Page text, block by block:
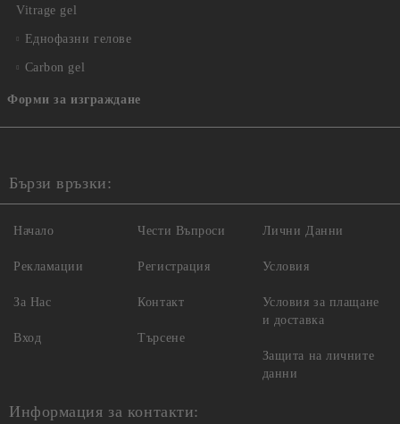
Vitrage gel
Еднофазни гелове
Carbon gel
Форми за изграждане
Бързи връзки:
Начало
Рекламации
За Нас
Вход
Чести Въпроси
Регистрация
Контакт
Търсене
Лични Данни
Условия
Условия за плащане
и доставка
Защита на личните
данни
Информация за контакти: